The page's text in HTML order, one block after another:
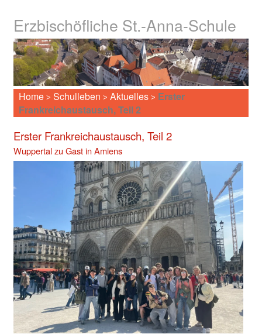
Erzbischöfliche St.-Anna-Schule
Home > Schulleben > Aktuelles > Erster
Frankreichaustausch, Teil 2
Erster Frankreichaustausch, Teil 2
Wuppertal zu Gast in Amiens